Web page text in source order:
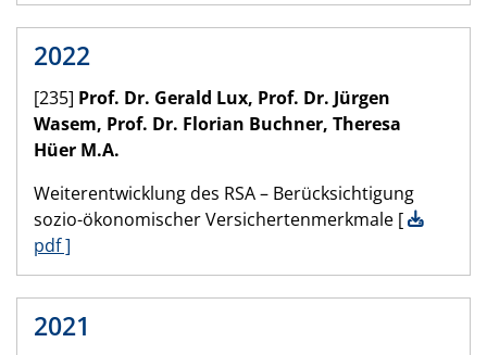
2022
[235] Prof. Dr. Gerald Lux, Prof. Dr. Jürgen
Wasem, Prof. Dr. Florian Buchner, Theresa
Hüer M.A.
Weiterentwicklung des RSA – Berücksichtigung
sozio-ökonomischer Versichertenmerkmale [
pdf ]
2021